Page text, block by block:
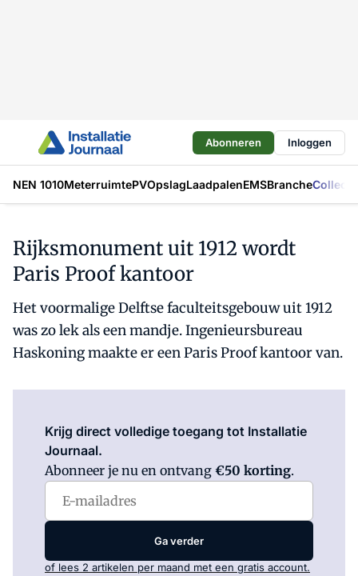
Abonneren Inloggen
NEN 1010MeterruimtePVOpslagLaadpalenEMSBranche
Rijksmonument uit 1912 wordt
Paris Proof kantoor
Het voormalige Delftse faculteitsgebouw uit 1912
was zo lek als een mandje. Ingenieursbureau
Haskoning maakte er een Paris Proof kantoor van.
Krijg direct volledige toegang tot Installatie
Journaal.
Abonneer je nu en ontvang €50 korting.
Ga verder
of lees 2 artikelen per maand met een gratis account.